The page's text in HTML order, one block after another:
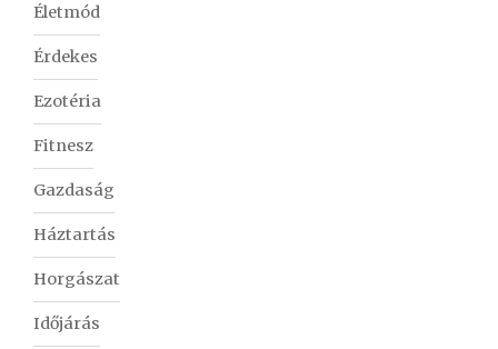
Életmód
Érdekes
Ezotéria
Fitnesz
Gazdaság
Háztartás
Horgászat
Időjárás